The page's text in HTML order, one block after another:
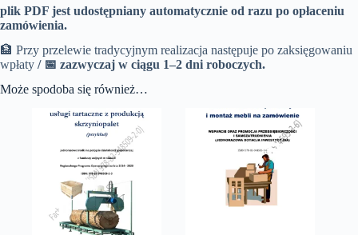
plik PDF jest udostępniany automatycznie od razu po opłaceniu
zamówienia.
🏦 Przy przelewie tradycyjnym realizacja następuje po zaksięgowaniu
wpłaty / 📅 zazwyczaj w ciągu 1–2 dni roboczych.
Może spodoba się również…